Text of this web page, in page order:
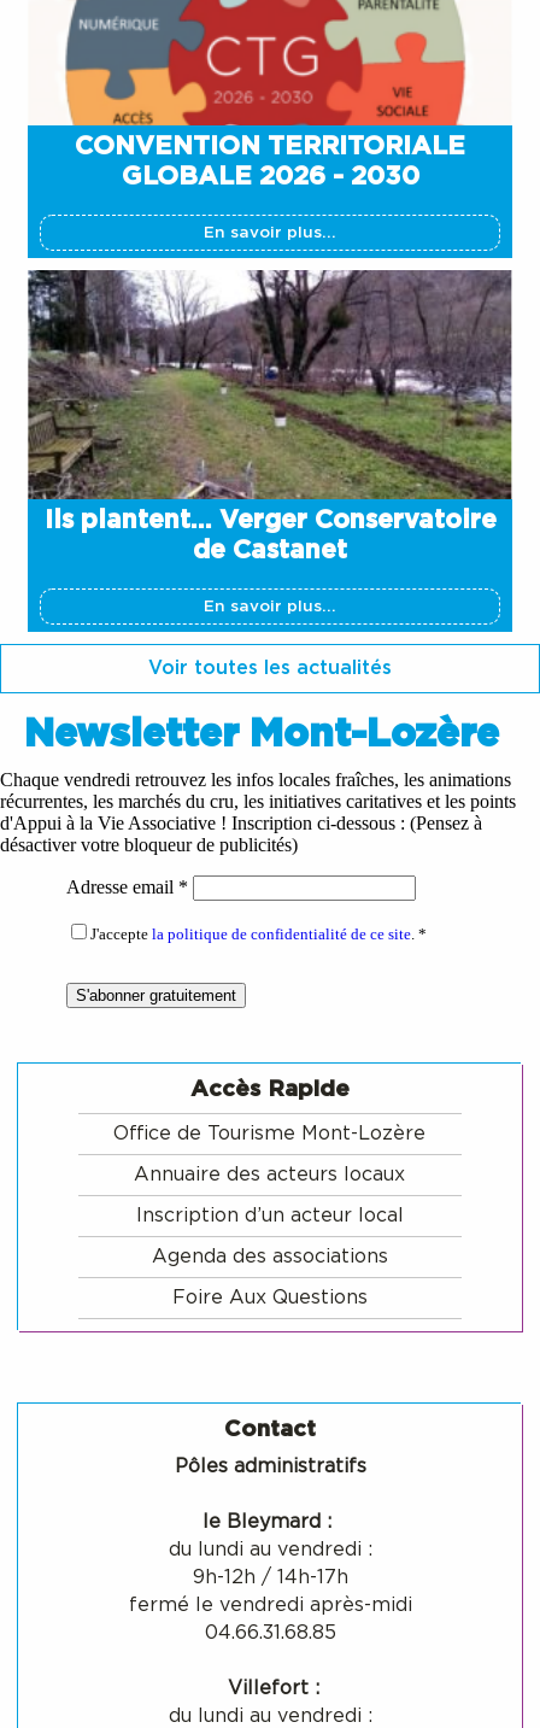
CONVENTION TERRITORIALE
GLOBALE 2026 - 2030
En savoir plus...
Ils plantent… Verger Conservatoire
de Castanet
En savoir plus...
Voir toutes les actualités
Newsletter Mont-Lozère
Chaque vendredi retrouvez les infos locales fraîches, les animations
récurrentes, les marchés du cru, les initiatives caritatives et les points
d'Appui à la Vie Associative ! Inscription ci-dessous : (Pensez à
désactiver votre bloqueur de publicités)
Adresse email *
J'accepte la politique de confidentialité de ce site *
Accès Rapide
Office de Tourisme Mont-Lozère
Annuaire des acteurs locaux
Inscription d’un acteur local
Agenda des associations
Foire Aux Questions
Contact
Pôles administratifs
le Bleymard :
du lundi au vendredi :
9h-12h / 14h-17h
fermé le vendredi après-midi
04.66.31.68.85
Villefort :
du lundi au vendredi :